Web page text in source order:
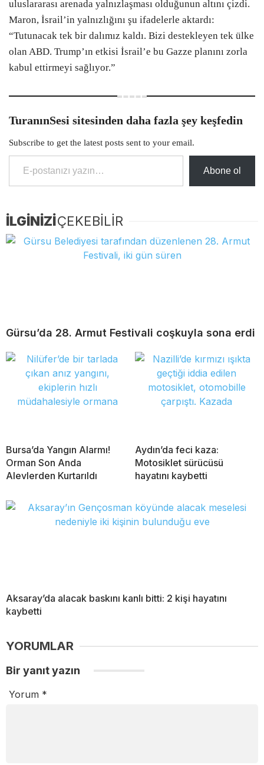
uluslararası arenada yalnızlaşması olduğunun altını çizdi.
Maron, İsrail’in yalnızlığını şu ifadelerle aktardı:
“Tutunacak tek bir dalımız kaldı. Bizi destekleyen tek ülke
olan ABD. Trump’ın etkisi İsrail’e bu Gazze planını zorla
kabul ettirmeyi sağlıyor.”
TuranınSesi sitesinden daha fazla şey keşfedin
Subscribe to get the latest posts sent to your email.
E-postanızı yazın…
Abone ol
İLGİNİZİÇEKEBİLİR
Gürsu’da 28. Armut Festivali coşkuyla sona erdi
Bursa’da Yangın Alarmı!
Orman Son Anda
Alevlerden Kurtarıldı
Aydın’da feci kaza:
Motosiklet sürücüsü
hayatını kaybetti
Aksaray’da alacak baskını kanlı bitti: 2 kişi hayatını
kaybetti
YORUMLAR
Bir yanıt yazın
Yorum *